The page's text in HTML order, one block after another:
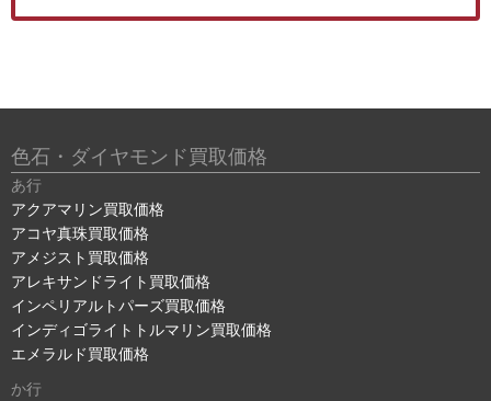
色石・ダイヤモンド買取価格
あ行
アクアマリン買取価格
アコヤ真珠買取価格
アメジスト買取価格
アレキサンドライト買取価格
インペリアルトパーズ買取価格
インディゴライトトルマリン買取価格
エメラルド買取価格
か行